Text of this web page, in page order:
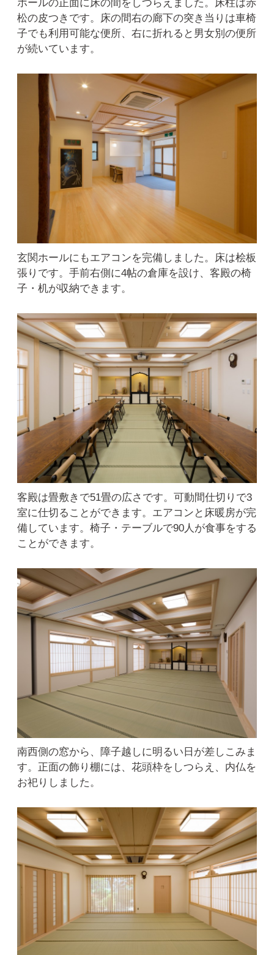
ホールの正面に床の間をしつらえました。床柱は赤
松の皮つきです。床の間右の廊下の突き当りは車椅
子でも利用可能な便所、右に折れると男女別の便所
が続いています。
玄関ホールにもエアコンを完備しました。床は桧板
張りです。手前右側に4帖の倉庫を設け、客殿の椅
子・机が収納できます。
客殿は畳敷きで51畳の広さです。可動間仕切りで3
室に仕切ることができます。エアコンと床暖房が完
備しています。椅子・テーブルで90人が食事をする
ことができます。
南西側の窓から、障子越しに明るい日が差しこみま
す。正面の飾り棚には、花頭枠をしつらえ、内仏を
お祀りしました。